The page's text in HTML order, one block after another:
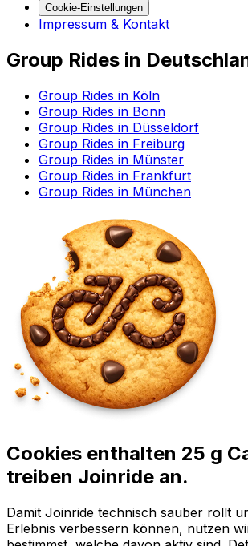
Cookie-Einstellungen
Impressum & Kontakt
Group Rides in
Group Rides in Köln
Group Rides in Bonn
Group Rides in Düsseldorf
Group Rides in Freiburg
Group Rides in Münster
Group Rides in Frankfurt
Group Rides in München
Cookies enthalten 25 g
treiben Joinride an.
Damit Joinride technisch sauber rollt
Erlebnis verbessern können, nutzen